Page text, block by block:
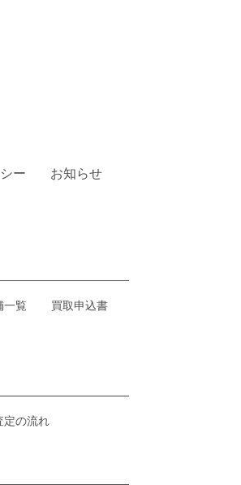
ー お知らせ
一覧 買取申込書
定の流れ